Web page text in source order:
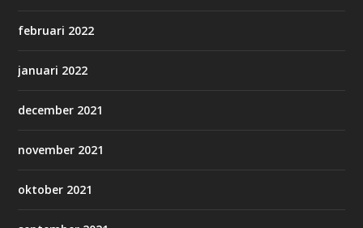
februari 2022
januari 2022
december 2021
november 2021
oktober 2021